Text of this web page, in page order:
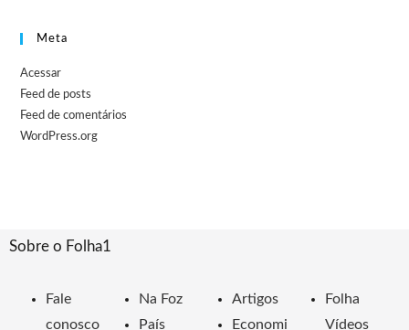
Meta
Acessar
Feed de posts
Feed de comentários
WordPress.org
Sobre o Folha1
Fale
conosco
Na Foz
País
Artigos
Economi
Folha
Vídeos